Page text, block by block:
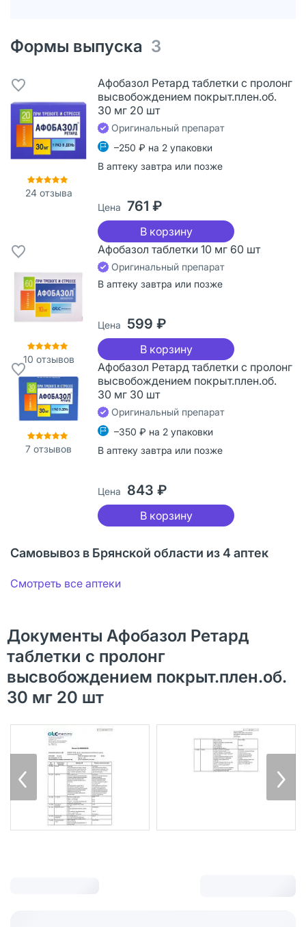
Формы выпуска 3
24отзыва
Афобазол Ретард таблетки с пролонг
высвобождением покрыт.плен.об.
30 мг 20 шт
Оригинальный препарат
–250 ₽ на 2 упаковки
В аптеку завтра или позже
Цена 761 ₽
В корзину
10 отзывов
Афобазол таблетки 10 мг 60 шт
Оригинальный препарат
В аптеку завтра или позже
Цена 599 ₽
В корзину
7 отзывов
Афобазол Ретард таблетки с пролонг
высвобождением покрыт.плен.об.
30 мг 30 шт
Оригинальный препарат
–350 ₽ на 2 упаковки
В аптеку завтра или позже
Цена 843 ₽
В корзину
Самовывоз в Брянской области из 4 аптек
Смотреть все аптеки
Документы Афобазол Ретард
таблетки с пролонг
высвобождением покрыт.плен.об.
30 мг 20 шт